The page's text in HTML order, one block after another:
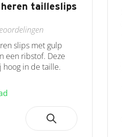
tailleslips
slips met gulp
een ribstof. Deze
hoog in de taille.